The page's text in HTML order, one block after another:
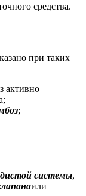
средства.
при таких
активно
;
системы,
или